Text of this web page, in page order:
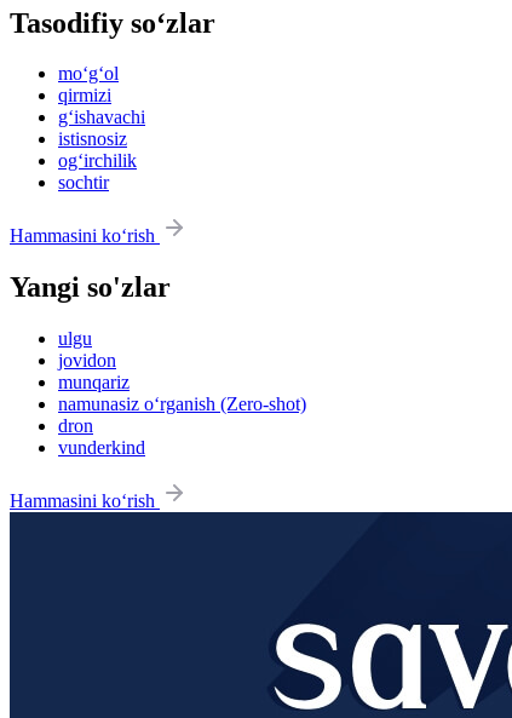
Tasodifiy so‘zlar
mo‘g‘ol
qirmizi
g‘ishavachi
istisnosiz
og‘irchilik
sochtir
Hammasini ko‘rish
Yangi so'zlar
ulgu
jovidon
munqariz
namunasiz o‘rganish (Zero-shot)
dron
vunderkind
Hammasini ko‘rish